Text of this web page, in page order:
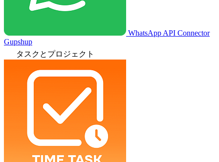
WhatsApp API Connector
Gupshup
タスクとプロジェクト